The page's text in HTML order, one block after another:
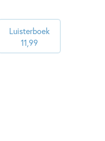
Luisterboek
11 99